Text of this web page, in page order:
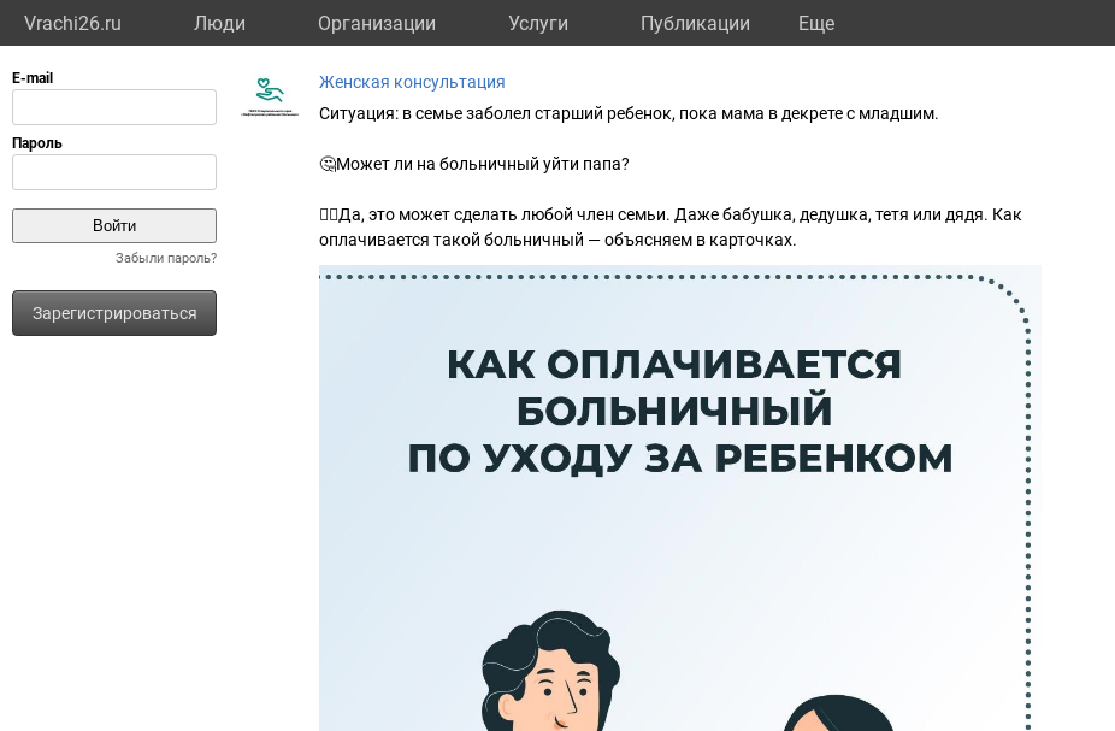
Vrachi26.ru Люди Организации Услуги Публикации Eще
Забыли пароль?
Зарегистрироваться
Женская консультация
Ситуация: в семье заболел старший ребенок, пока мама в декрете с младшим.
🤔Может ли на больничный уйти папа?
👉🏻Да, это может сделать любой член семьи. Даже бабушка, дедушка, тетя или дядя. Как
оплачивается такой больничный — объясняем в карточках.